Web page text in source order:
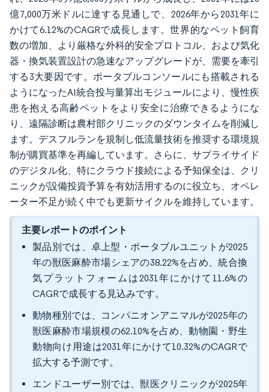
億7,000万米ドルに達する見通しで、2026年から2031年に
かけて6.12%のCAGRで成長します。世界的なペット飼育
数の増加、より厳格な外科的安全プロトコル、および気化
器・換気装置設計の急速なアップグレードが、需要を牽引
する3大要因です。ポータブルコンソールにも搭載される
ようになったAI統合投与量算出モジュールにより、慢性疾
患を抱える高齢ペットをより安全に治療できるようにな
り、遠隔診断は農村部クリニックのダウンタイムを削減し
ます。デスフルランを規制し低流量技術を推奨する環境規
制が購買基準を再編しています。さらに、サプライサイド
のデジタル化、特にクラウド接続による予知保全は、クリ
ニックが設備投資予算を有効活用するのに役立ち、オペレ
ーター不足が続く中でも更新サイクルを維持しています。
主要レポートのポイント
製品別では、卓上型・ポータブルユニットが2025
年の獣医麻酔市場シェアの38.22%を占め、統合換
気プラットフォームは2031年にかけて11.6%の
CAGRで成長する見込みです。
動物種別では、コンパニオンアニマルが2025年の
獣医麻酔市場規模の62.10%を占め、動物園・野生
動物向け用途は2031年にかけて10.32%のCAGRで
拡大する予測です。
エンドユーザー別では、獣医クリニックが2025年